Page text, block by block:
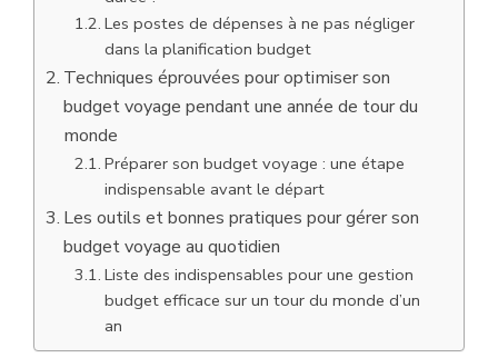
Les postes de dépenses à ne pas négliger
dans la planification budget
Techniques éprouvées pour optimiser son
budget voyage pendant une année de tour du
monde
Préparer son budget voyage : une étape
indispensable avant le départ
Les outils et bonnes pratiques pour gérer son
budget voyage au quotidien
Liste des indispensables pour une gestion
budget efficace sur un tour du monde d’un
an